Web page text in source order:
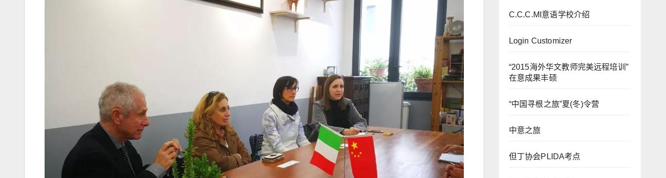
C.C.C.MI意语学校介绍
Login Customizer
“2015海外华文教师完美远程培训”
在意成果丰硕
“中国寻根之旅”夏(冬)令营
中意之旅
但丁协会PLIDA考点